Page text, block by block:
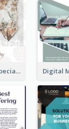
Mother's Day Special Sale Orange Facebook Post